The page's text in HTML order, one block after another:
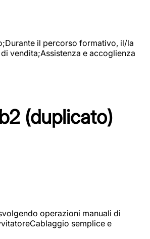
il percorso formativo, il/la
vendita;Assistenza e accoglienza
(duplicato)
operazioni manuali di
semplice e